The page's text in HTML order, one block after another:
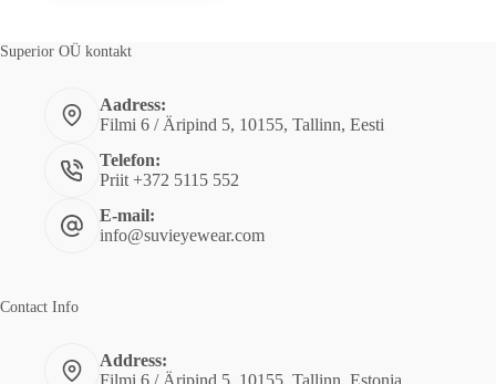
Superior OÜ kontakt
Aadress:
Filmi 6 / Äripind 5, 10155, Tallinn, Eesti
Telefon:
Priit +372 5115 552
E-mail:
info@suvieyewear.com
Contact Info
Address: